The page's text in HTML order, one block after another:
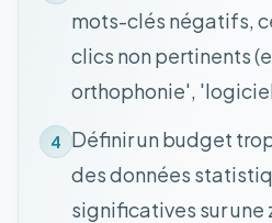
mots-clés négatifs,
clics non pertinents
orthophonie',
4 Définir un budget
des données
significatives sur une